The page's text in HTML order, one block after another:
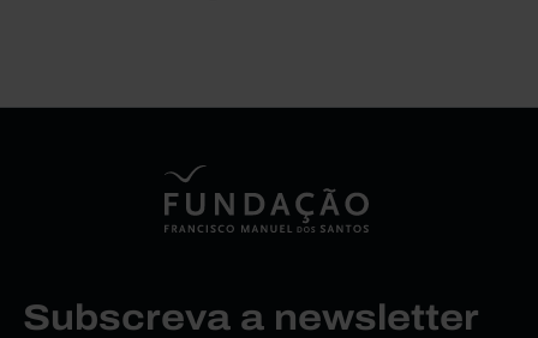
Subscreva a newsletter